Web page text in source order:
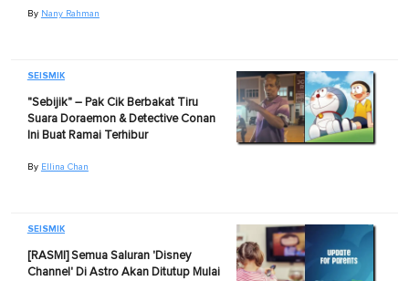
By Nany Rahman
SEISMIK
"Sebijik" – Pak Cik Berbakat Tiru
Suara Doraemon & Detective Conan
Ini Buat Ramai Terhibur
By Ellina Chan
SEISMIK
[RASMI] Semua Saluran 'Disney
Channel' Di Astro Akan Ditutup Mulai